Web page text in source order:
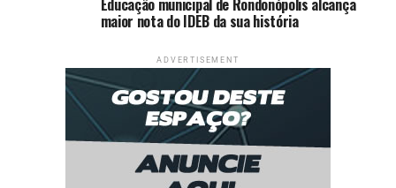
Educação municipal de Rondonópolis alcança
maior nota do IDEB da sua história
ADVERTISEMENT